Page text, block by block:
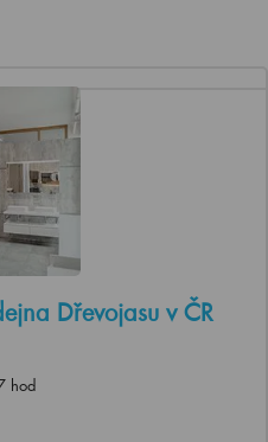
Dřevojasu v ČR
hod